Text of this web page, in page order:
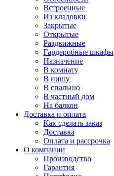
Встроенные
Из кладовки
Закрытые
Открытые
Раздвижные
Гардеробные шкафы
Назначение
В комнату
В нишу
В спальню
В частный дом
На балкон
Доставка и оплата
Как сделать заказ
Доставка
Оплата и рассрочка
О компании
Производство
Гарантия